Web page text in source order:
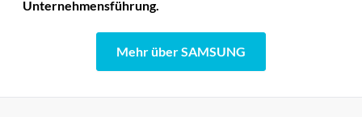
Unternehmensführung.
Mehr über SAMSUNG